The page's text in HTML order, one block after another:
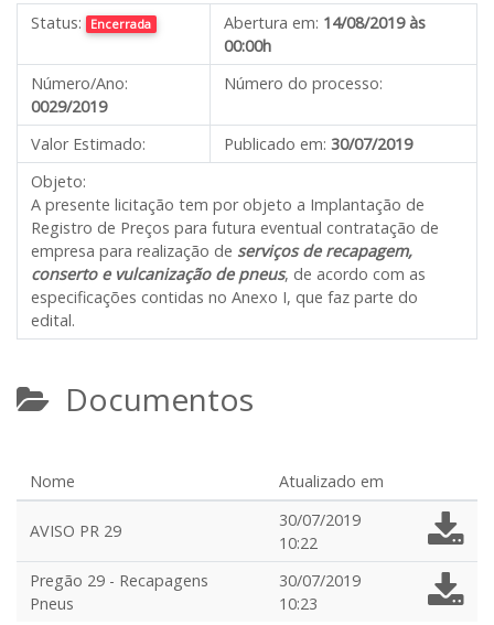
Status: Encerrada Abertura em: 14/08/2019 às
00:00h
Número/Ano:
0029/2019
Número do processo:
Valor Estimado: Publicado em: 30/07/2019
Objeto:
A presente licitação tem por objeto a Implantação de
Registro de Preços para futura eventual contratação de
empresa para realização de serviços de recapagem,
conserto e vulcanização de pneus, de acordo com as
especificações contidas no Anexo I, que faz parte do
edital.
Documentos
Nome Atualizado em
AVISO PR 29
30/07/2019
10:22
Pregão 29 - Recapagens
Pneus
30/07/2019
10:23